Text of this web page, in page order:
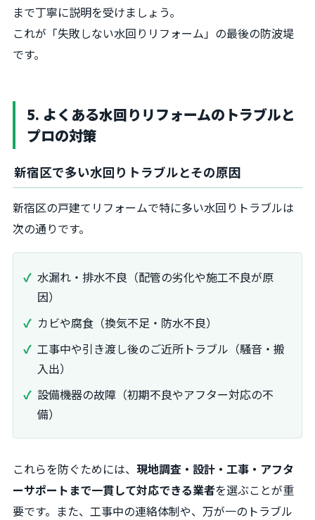
まで丁寧に説明を受けましょう。
これが「失敗しない水回りリフォーム」の最後の防波堤
です。
5. よくある水回りリフォームのトラブルと
プロの対策
新宿区で多い水回りトラブルとその原因
新宿区の戸建てリフォームで特に多い水回りトラブルは
次の通りです。
水漏れ・排水不良（配管の劣化や施工不良が原
因）
カビや腐食（換気不足・防水不良）
工事中や引き渡し後のご近所トラブル（騒音・搬
入出）
設備機器の故障（初期不良やアフター対応の不
備）
これらを防ぐためには、 現地調査・設計・工事・アフタ
ーサポートまで一貫して対応できる業者を選ぶことが重
要です。また、工事中の連絡体制や、万が一のトラブル